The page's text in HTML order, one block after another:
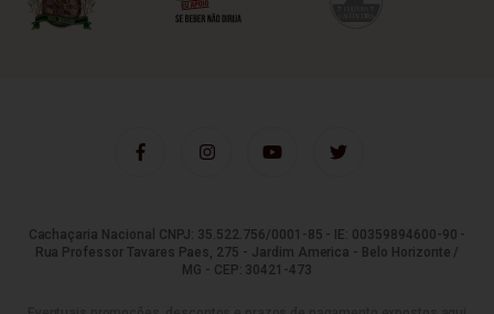
Cachaçaria Nacional CNPJ: 35.522.756/0001-85 - IE: 00359894600-90 -
Rua Professor Tavares Paes, 275 - Jardim America - Belo Horizonte /
MG - CEP: 30421-473